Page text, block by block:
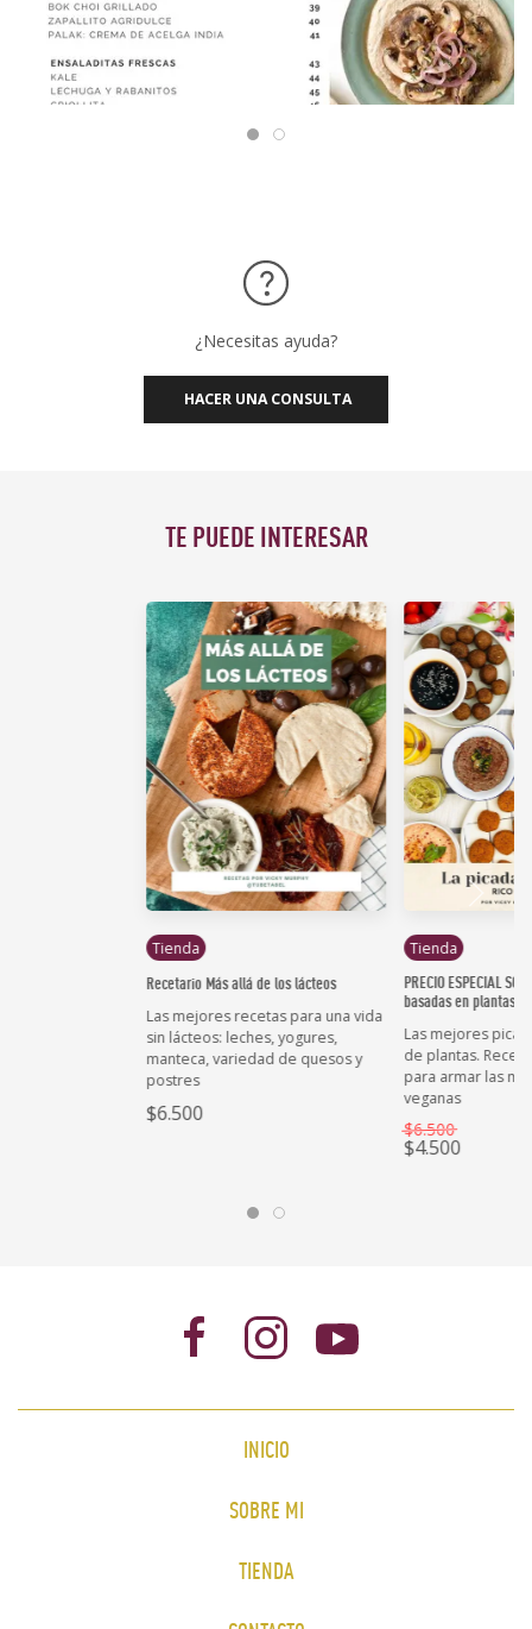
¿Necesitas ayuda?
HACER UNA CONSULTA
TE PUEDE INTERESAR
Tienda
Recetario Más allá de los lácteos
Las mejores recetas para una vida
sin lácteos: leches, yogures,
manteca, variedad de quesos y
postres
$6.500
Tienda
PRECIO ESPECIAL
basadas en plantas
Las mejores
de plantas.
para armar las
veganas
$6.500
$4.500
INICIO
SOBRE MI
TIENDA